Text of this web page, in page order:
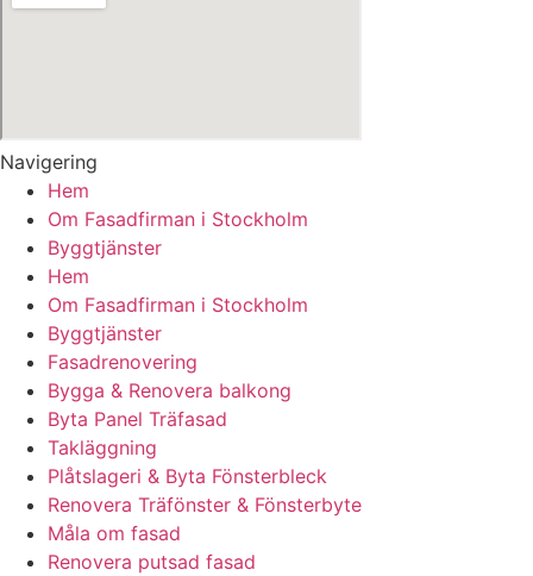
Navigering
Hem
Om Fasadfirman i Stockholm
Byggtjänster
Hem
Om Fasadfirman i Stockholm
Byggtjänster
Fasadrenovering
Bygga & Renovera balkong
Byta Panel Träfasad
Takläggning
Plåtslageri & Byta Fönsterbleck
Renovera Träfönster & Fönsterbyte
Måla om fasad
Renovera putsad fasad